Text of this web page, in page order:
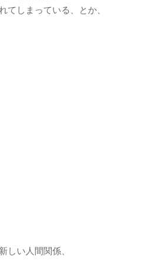
てしまっている、とか、
しい人間関係、